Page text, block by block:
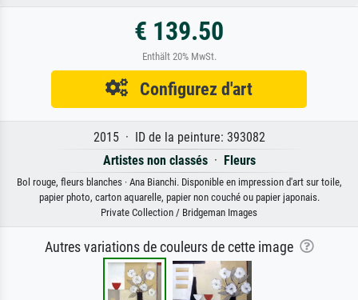
€ 139.50
Enthält 20% MwSt.
Configurez d'art
2015 · ID de la peinture: 393082
Artistes non classés· Fleurs
Bol rouge, fleurs blanches · Ana Bianchi. Disponible en impression d'art sur toile,
papier photo, carton aquarelle, papier non couché ou papier japonais.
Private Collection / Bridgeman Images
Autres variations de couleurs de cette image